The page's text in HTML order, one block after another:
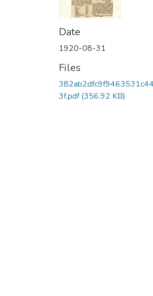
Date
1920-08-31
Files
3f.pdf(356.92 KB)